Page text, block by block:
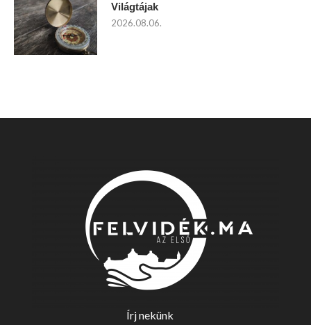
Világtájak
2026.08.06.
Írj nekünk